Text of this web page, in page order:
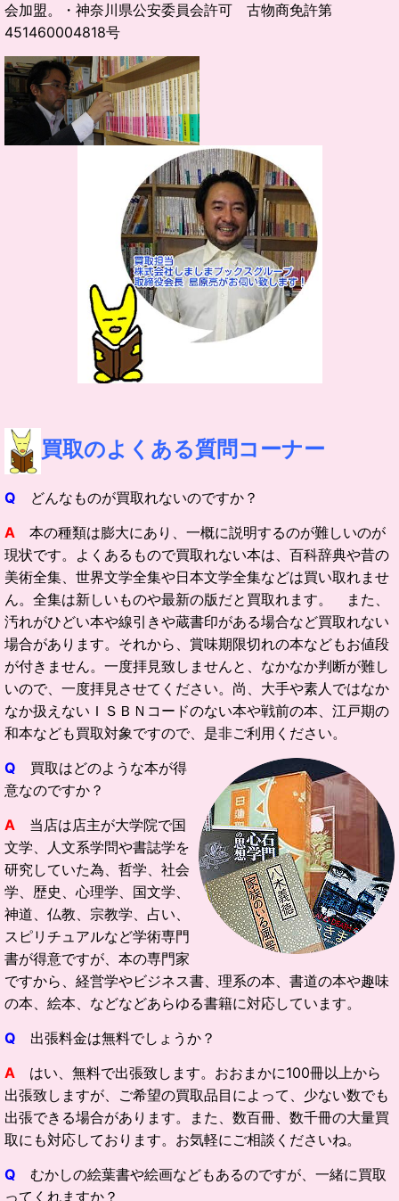
会加盟。
・ 神奈川県公安委員会許可 古物商免許第
451460004818号
買取のよくある質問コーナー
Q どんなものが買取れないのですか？
A
本の種類は膨大にあり、一概に説明するのが難しいのが
現状です。よくあるもので買取れない本は、百科辞典や昔の
美術全集、世界文学全集や日本文学全集などは買い取れませ
ん。全集は新しいものや最新の版だと買取れます。 また、
汚れがひどい本や線引きや蔵書印がある場合など買取れない
場合があります。それから、賞味期限切れの本などもお値段
が付きません。一度拝見致しませんと、なかなか判断が難し
いので、一度拝見させてください。尚、大手や素人ではなか
なか扱えないＩＳＢＮコードのない本や戦前の本、江戸期の
和本なども買取対象ですので、是非ご利用ください。
Q
買取はどのような本が得
意なのですか？
A
当店は店主が大学院で国
文学、人文系学問や書誌学を
研究していた為、哲学、社会
学、歴史、心理学、国文学、
神道、仏教、宗教学、占い、
スピリチュアルなど学術専門
書が得意ですが、本の専門家
ですから、経営学やビジネス書、理系の本、書道の本や趣味
の本、絵本、などなどあらゆる書籍に対応しています。
Q 出張料金は無料でしょうか？
A はい、無料で出張致します。おおまかに100冊以上から
出張致しますが、ご希望の買取品目によって、少ない数でも
出張できる場合があります。また、数百冊、数千冊の大量買
取にも対応しております。お気軽にご相談くださいね。
Q むかしの絵葉書や絵画などもあるのですが、一緒に買取
ってくれますか？